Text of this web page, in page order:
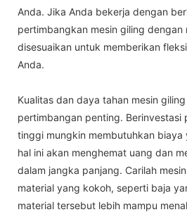
Anda. Jika Anda bekerja dengan
pertimbangkan mesin giling
disesuaikan untuk memberikan
Anda.
Kualitas dan daya tahan mesin
pertimbangan penting. Berinvestasi
tinggi mungkin membutuhkan
hal ini akan menghemat uang dan
dalam jangka panjang. Carilah
material yang kokoh, seperti baja
material tersebut lebih mampu